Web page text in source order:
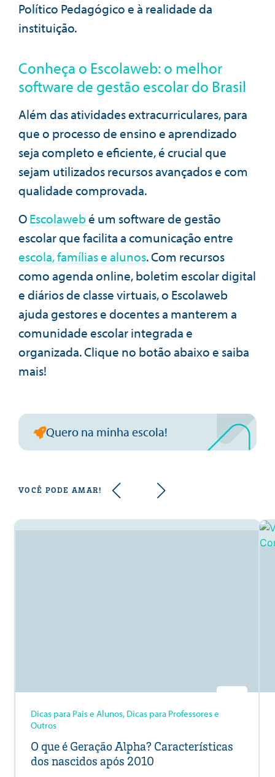
Político Pedagógico e à realidade da
instituição.
Conheça o Escolaweb: o melhor
software de gestão escolar do Brasil
Além das atividades extracurriculares, para
que o processo de ensino e aprendizado
seja completo e eficiente, é crucial que
sejam utilizados recursos avançados e com
qualidade comprovada.
OEscolawebé um software de gestão
escolar que facilita a comunicação entre
escola, famílias e alunos. Com recursos
como agenda online, boletim escolar digital
e diários de classe virtuais, o Escolaweb
ajuda gestores e docentes a manterem a
comunidade escolar integrada e
organizada. Clique no botão abaixo e saiba
mais!
Quero na minha escola!
VOCÊ PODE AMAR!
Dicas para Pais e Alunos, Dicas para Professores e
Outros
O que é Geração Alpha? Características
dos nascidos após 2010